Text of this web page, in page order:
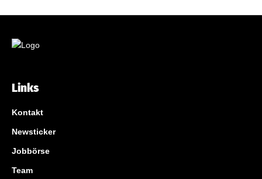
Links
Kontakt
Newsticker
Jobbörse
Team